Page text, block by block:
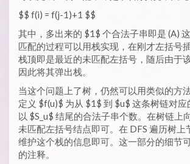
$$ f(i) = f(j-1)+1 $$
其中，多出来的 $1$ 个合法子串即是 (A)
匹配的过程可以用栈实现，在刚才左括号
栈顶即是最近的未匹配左括号，随后由于
因此将其弹出栈。
当这个问题上了树，仍然可以用类似的方
定义 $f(u)$ 为从 $1$ 到 $u$ 这条树链对应
以 $S_u$ 结尾的合法子串个数。在树链上
未匹配左括号结点即可。在 DFS 遍历树上
维护这个栈的信息即可。这一部分的细节
的注释。